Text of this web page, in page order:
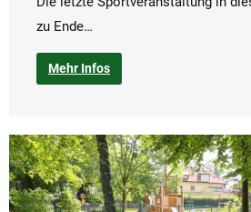
zu Ende…
Mehr Infos